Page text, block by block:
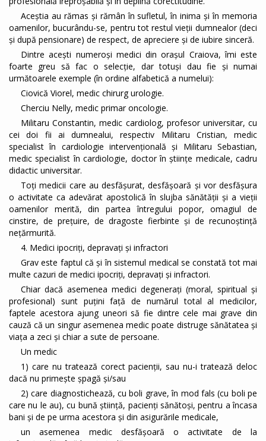
Aceștia au rămas și rămân în sufletul, în inima și în memoria
oamenilor, bucurându-se, pentru tot restul vieții dumnealor (deci
și după pensionare) de respect, de apreciere și de iubire sinceră.
Dintre acești numeroși medici din orașul Craiova, îmi este
foarte greu să fac o selecție, dar totuși dau fie și numai
următoarele exemple (în ordine alfabetică a numelui):
Ciovică Viorel, medic chirurg urologie.
Cherciu Nelly, medic primar oncologie.
Militaru Constantin, medic cardiolog, profesor universitar, cu
cei doi fii ai dumnealui, respectiv Militaru Cristian, medic
specialist în cardiologie intervențională și Militaru Sebastian,
medic specialist în cardiologie, doctor în științe medicale, cadru
didactic universitar.
Toți medicii care au desfășurat, desfășoară și vor desfășura
o activitate ca adevărat apostolică în slujba sănătății și a vieții
oamenilor merită, din partea întregului popor, omagiul de
cinstire, de prețuire, de dragoste fierbinte și de recunoștință
nețărmurită.
4. Medici ipocriți, depravați și infractori
Grav este faptul că și în sistemul medical se constată tot mai
multe cazuri de medici ipocriți, depravați și infractori.
Chiar dacă asemenea medici degenerați (moral, spiritual și
profesional) sunt puțini față de numărul total al medicilor,
faptele acestora ajung uneori să fie dintre cele mai grave din
cauză că un singur asemenea medic poate distruge sănătatea și
viața a zeci și chiar a sute de persoane.
Un medic
1) care nu tratează corect pacienții, sau nu-i tratează deloc
dacă nu primește șpagă și/sau
2) care diagnostichează, cu boli grave, în mod fals (cu boli pe
care nu le au), cu bună știință, pacienți sănătoși, pentru a încasa
bani și de pe urma acestora și din asigurările medicale,
un asemenea medic desfășoară o activitate de la